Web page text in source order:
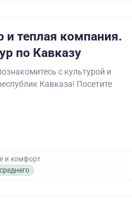
и теплая компания.
по Кавказу
с культурой и
Кавказа! Посетите
и комфорт